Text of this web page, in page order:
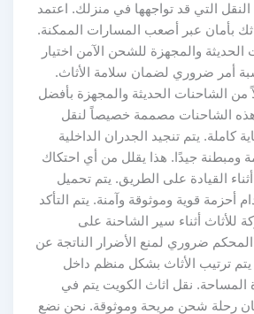
التي قد تواجهها في منزلك. اعتمد
بأمان عبر أصعب المسارات الممكنة.
والمجهزة للشحن الآمن اختيار
أمر ضروري لضمان سلامة الأثاث.
الشاحنات الحديثة والمجهزة بأفضل
هذه الشاحنات مصممة خصيصاً لنقل
كاملة. يتم تنجيد الجدران الداخلية
ومبطنة جيدًا. هذا يقلل من أي احتكاك
القيادة على الطريق. يتم تحميل
أحزمة قوية وموثوقة وآمنة. يتم التأكد
للأثاث أثناء سير الشاحنة على
المحكم ضروري لمنع الأضرار الناتجة عن
يتم ترتيب الأثاث بشكل منظم داخل
المساحة. نقل اثاث الكويت يتم في
رحلة شحن مريحة وموثوقة. نحن نضع